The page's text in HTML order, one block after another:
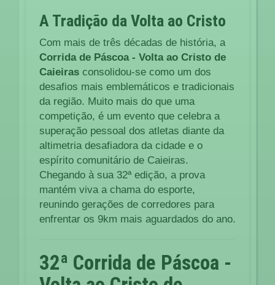
A Tradição da Volta ao Cristo
Com mais de três décadas de história, a
Corrida de Páscoa - Volta ao Cristo de
Caieiras consolidou-se como um dos
desafios mais emblemáticos e tradicionais
da região. Muito mais do que uma
competição, é um evento que celebra a
superação pessoal dos atletas diante da
altimetria desafiadora da cidade e o
espírito comunitário de Caieiras.
Chegando à sua 32ª edição, a prova
mantém viva a chama do esporte,
reunindo gerações de corredores para
enfrentar os 9km mais aguardados do ano.
32ª Corrida de Páscoa -